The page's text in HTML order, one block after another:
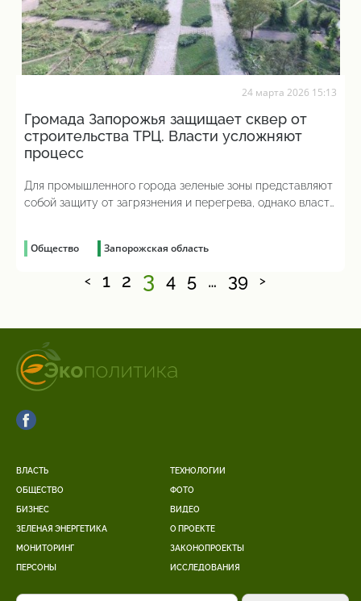
24 марта 2026 15:13
Громада Запорожья защищает сквер от
строительства ТРЦ. Власти усложняют
процесс
Для промышленного города зеленые зоны представляют
собой защиту от загрязнения и перегрева, однако власти
Общество Запорожская область
< 1 2 3 4 5 … 39 >
ВЛАСТЬ
ОБЩЕСТВО
БИЗНЕС
ЗЕЛЕНАЯ ЭНЕРГЕТИКА
МОНИТОРИНГ
ПЕРСОНЫ
ТЕХНОЛОГИИ
ФОТО
ВИДЕО
О ПРОЕКТЕ
ЗАКОНОПРОЕКТЫ
ИССЛЕДОВАНИЯ